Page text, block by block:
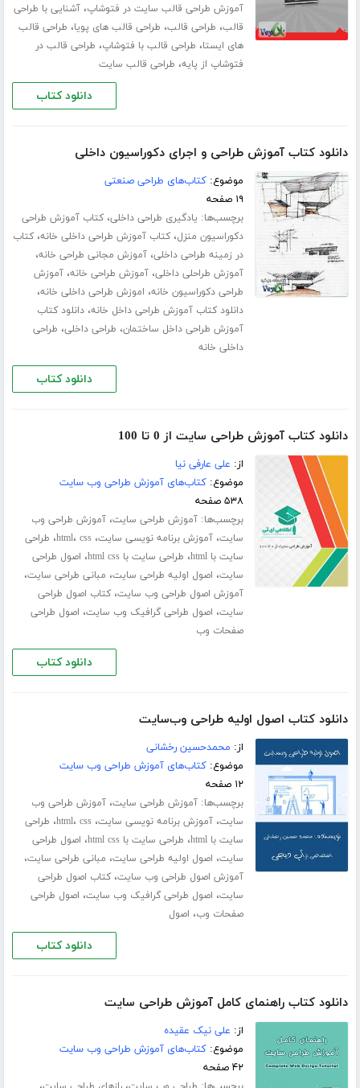
آموزش طراحی قالب سایت در فتوشاپ،آشنایی با طراحی
قالب، طراحی قالب، طراحی قالب های پویا، طراحی قالب
های ایستا، طراحی قالب با فتوشاپ، طراحی قالب در
فتوشاپ از پایه، طراحی قالب سایت
دانلود کتاب
دانلود کتاب آموزش طراحی و اجرای دکوراسیون داخلی
موضوع:کتاب‌های طراحی صنعتی
۱۹ صفحه
برچسب‌ها: یادگیری طراحی داخلی،کتاب آموزش طراحی
دکوراسیون منزل،کتاب آموزش طراحی داخلی خانه،کتاب
در زمینه طراحی داخلی،آموزش مجانی طراحی خانه،
آموزش طراحلی داخلی،آموزش طراحی خانه،آموزش
طراحی دکوراسیون خانه، اموزش طراحی داخلی خانه،
دانلود کتاب آموزش طراحی داخل خانه،دانلود کتاب
آموزش طراحی داخل ساختمان، طراحی داخلی، طراحی
داخلی خانه
دانلود کتاب
دانلود کتاب آموزش طراحی سایت از 0 تا 100
از: علی عارفی نیا
موضوع:کتاب‌های آموزش طراحی وب سایت
۵۳۸ صفحه
برچسب‌ها:آموزش طراحی سایت،آموزش طراحی وب
سایت،آموزش برنامه نویسی سایت، html، css ، طراحی
سایت با html
، طراحی سایت با html css ، اصول طراحی
سایت، اصول اولیه طراحی سایت، مبانی طراحی سایت،
آموزش اصول طراحی وب سایت،کتاب اصول طراحی
سایت، اصول طراحی گرافیک وب سایت، اصول طراحی
صفحات وب
دانلود کتاب
دانلود کتاب اصول اولیه طراحی وب‌سایت
از: محمد‌حسین رخشانی
موضوع:کتاب‌های آموزش طراحی وب سایت
۱۲ صفحه
برچسب‌ها:آموزش طراحی سایت،آموزش طراحی وب
سایت،آموزش برنامه نویسی سایت، html، css ، طراحی
سایت با html
، طراحی سایت با html css ، اصول طراحی
سایت، اصول اولیه طراحی سایت، مبانی طراحی سایت،
آموزش اصول طراحی وب سایت،کتاب اصول طراحی
سایت، اصول طراحی گرافیک وب سایت، اصول طراحی
صفحات وب، اصول
دانلود کتاب
دانلود کتاب راهنمای کامل آموزش طراحی سایت
از: علی نیک عقیده
موضوع:کتاب‌های آموزش طراحی وب سایت
۴۲ صفحه